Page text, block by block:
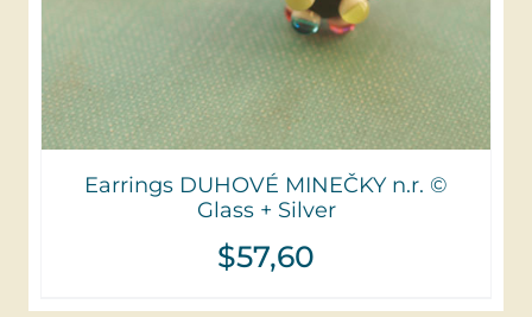
Earrings DUHOVÉ MINEČKY n.r. ©
Glass + Silver
$57,60